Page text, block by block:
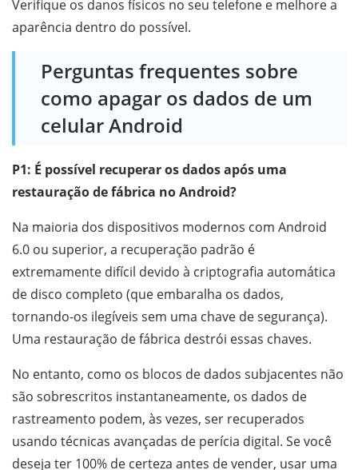
Verifique os danos físicos no seu telefone e melhore a
aparência dentro do possível.
Perguntas frequentes sobre
como apagar os dados de um
celular Android
P1: É possível recuperar os dados após uma
restauração de fábrica no Android?
Na maioria dos dispositivos modernos com Android
6.0 ou superior, a recuperação padrão é
extremamente difícil devido à criptografia automática
de disco completo (que embaralha os dados,
tornando-os ilegíveis sem uma chave de segurança).
Uma restauração de fábrica destrói essas chaves.
No entanto, como os blocos de dados subjacentes não
são sobrescritos instantaneamente, os dados de
rastreamento podem, às vezes, ser recuperados
usando técnicas avançadas de perícia digital. Se você
deseja ter 100% de certeza antes de vender, usar uma